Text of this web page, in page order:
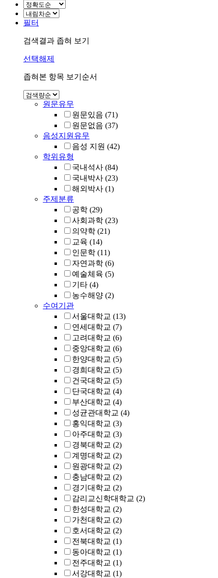
필터
검색결과 좁혀 보기
선택해제
좁혀본 항목 보기순서
원문유무
원문있음 (71)
원문없음 (37)
음성지원유무
음성 지원 (42)
학위유형
국내석사 (84)
국내박사 (23)
해외박사 (1)
주제분류
공학 (29)
사회과학 (23)
의약학 (21)
교육 (14)
인문학 (11)
자연과학 (6)
예술체육 (5)
기타 (4)
농수해양 (2)
수여기관
서울대학교 (13)
연세대학교 (7)
고려대학교 (6)
중앙대학교 (6)
한양대학교 (5)
경희대학교 (5)
건국대학교 (5)
단국대학교 (4)
부산대학교 (4)
성균관대학교 (4)
홍익대학교 (3)
아주대학교 (3)
경북대학교 (2)
계명대학교 (2)
원광대학교 (2)
충남대학교 (2)
경기대학교 (2)
감리교신학대학교 (2)
한성대학교 (2)
가천대학교 (2)
호서대학교 (2)
전북대학교 (1)
동아대학교 (1)
전주대학교 (1)
서강대학교 (1)